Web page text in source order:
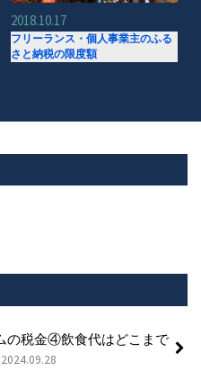
2018.10.17
フリーランス・個人事業主のふる
さと納税の限度額
の税金④飲食代はどこまで
2024.09.28